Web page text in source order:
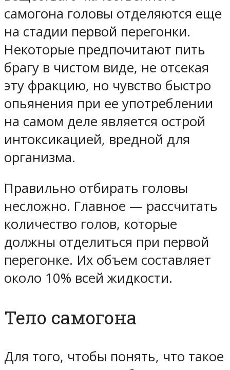
самогона головы отделяются еще
на стадии первой перегонки.
Некоторые предпочитают пить
брагу в чистом виде, не отсекая
эту фракцию, но чувство быстро
опьянения при ее употреблении
на самом деле является острой
интоксикацией, вредной для
организма.
Правильно отбирать головы
несложно. Главное — рассчитать
количество голов, которые
должны отделиться при первой
перегонке. Их объем составляет
около 10% всей жидкости.
Тело самогона
Для того, чтобы понять, что такое